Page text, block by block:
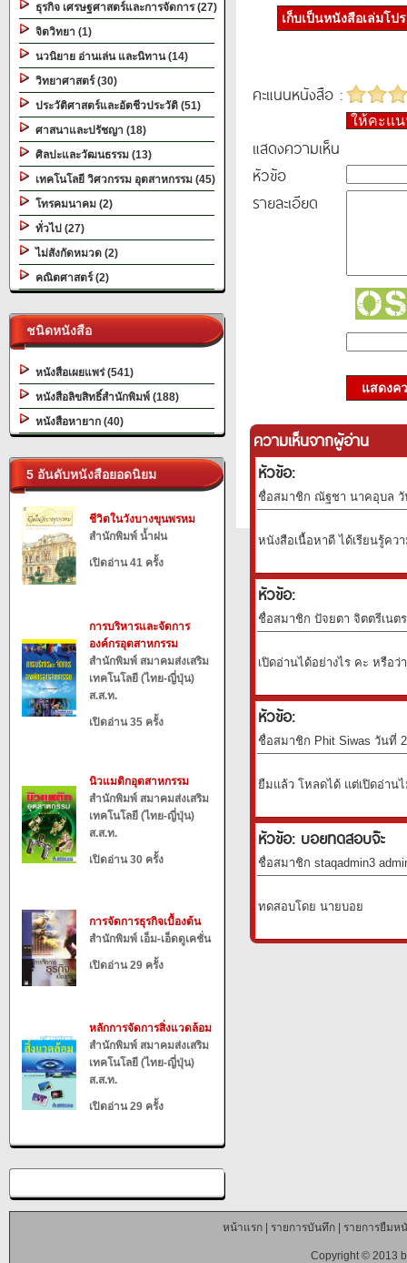
ธุรกิจ เศรษฐศาสตร์และการจัดการ (27)
จิตวิทยา (1)
นวนิยาย อ่านเล่น และนิทาน (14)
วิทยาศาสตร์ (30)
ประวัติศาสตร์และอัตชีวประวัติ (51)
ศาสนาและปรัชญา (18)
ศิลปะและวัฒนธรรม (13)
เทคโนโลยี วิศวกรรม อุตสาหกรรม (45)
โทรคมนาคม (2)
ทั่วไป (27)
ไม่สังกัดหมวด (2)
คณิตศาสตร์ (2)
ชนิดหนังสือ
หนังสือเผยแพร่ (541)
หนังสือลิขสิทธิ์สำนักพิมพ์ (188)
หนังสือหายาก (40)
5 อันดับหนังสือยอดนิยม
ชีวิตในวังบางขุนพรหม
สำนักพิมพ์ น้ำฝน
เปิดอ่าน 41 ครั้ง
การบริหารและจัดการ
องค์กรอุตสาหกรรม
สำนักพิมพ์ สมาคมส่งเสริม
เทคโนโลยี (ไทย-ญี่ปุ่น)
ส.ส.ท.
เปิดอ่าน 35 ครั้ง
นิวแมติกอุตสาหกรรม
สำนักพิมพ์ สมาคมส่งเสริม
เทคโนโลยี (ไทย-ญี่ปุ่น)
ส.ส.ท.
เปิดอ่าน 30 ครั้ง
การจัดการธุรกิจเบื้องต้น
สำนักพิมพ์ เอ็ม-เอ็ดดูเคชั่น
เปิดอ่าน 29 ครั้ง
หลักการจัดการสิ่งแวดล้อม
สำนักพิมพ์ สมาคมส่งเสริม
เทคโนโลยี (ไทย-ญี่ปุ่น)
ส.ส.ท.
เปิดอ่าน 29 ครั้ง
เก็บเป็นหนังสือเล่มโป
คะแนนหนังสือ :
ให้คะแ
แสดงความเห็น
หัวข้อ
รายละเอียด
แสดงค
ความเห็นจากผู้อ่าน
หัวข้อ:
ชื่อสมาชิก ณัฐชา นาคอุบล วั
หนังสือเนื้อหาดี ได้เรียนรู้คว
หัวข้อ:
ชื่อสมาชิก ปัจยตา จิตตรีเนต
เปิดอ่านได้อย่างไร คะ หรือว่
หัวข้อ:
ชื่อสมาชิก Phit Siwas วันที่
ยืมแล้ว โหลดได้ แต่เปิดอ่านไ
หัวข้อ: บอยทดสอบจ๊ะ
ชื่อสมาชิก staqadmin3
ทดสอบโดย นายบอย
หน้าแรก| รายการบันทึก| รายการยืมห
Copyright © 2013